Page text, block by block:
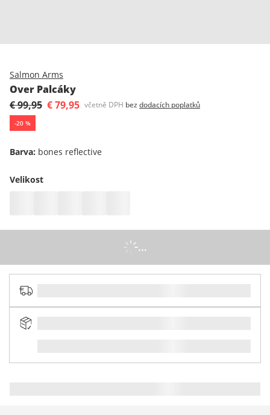
Salmon Arms
Over Palcáky
€ 99,95 € 79,95 včetně DPH bez dodacích poplatků
-20 %
Barva: bones reflective
Velikost
...